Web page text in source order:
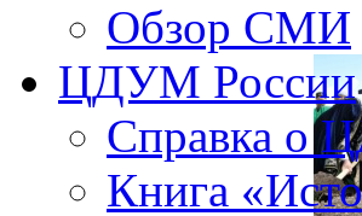
Обзор СМИ
ЦДУМ России
Справка о
Книга